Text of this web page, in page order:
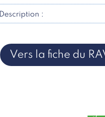
Description :
Vers la fiche du